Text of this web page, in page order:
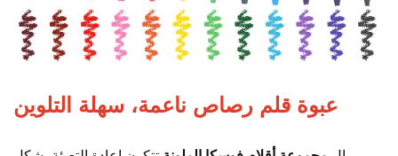
عبوة قلم رصاص ناعمة، سهلة التلوين